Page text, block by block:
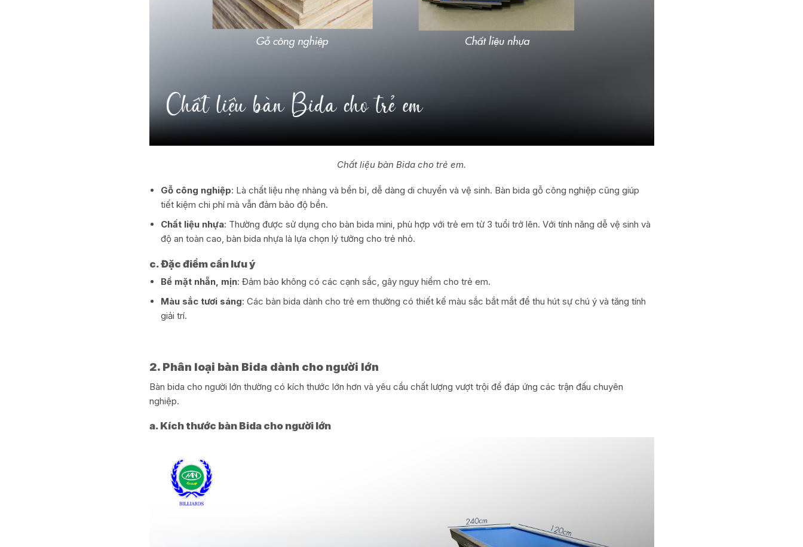
Chất liệu bàn Bida cho trẻ em.
Gỗ công nghiệp: Là chất liệu nhẹ nhàng và bền bỉ, dễ dàng di chuyển và vệ sinh. Bàn bida gỗ công nghiệp cũng giúp
tiết kiệm chi phí mà vẫn đảm bảo độ bền.
Chất liệu nhựa: Thường được sử dụng cho bàn bida mini, phù hợp với trẻ em từ 3 tuổi trở lên. Với tính năng dễ vệ sinh và
độ an toàn cao, bàn bida nhựa là lựa chọn lý tưởng cho trẻ nhỏ.
c. Đặc điểm cần lưu ý
Bề mặt nhẵn, mịn: Đảm bảo không có các cạnh sắc, gây nguy hiểm cho trẻ em.
Màu sắc tươi sáng: Các bàn bida dành cho trẻ em thường có thiết kế màu sắc bắt mắt để thu hút sự chú ý và tăng tính
giải trí.
2. Phân loại bàn Bida dành cho người lớn
Bàn bida cho người lớn thường có kích thước lớn hơn và yêu cầu chất lượng vượt trội để đáp ứng các trận đấu chuyên
nghiệp.
a. Kích thước bàn Bida cho người lớn